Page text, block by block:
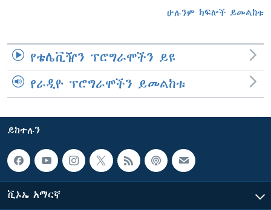
ሁሉንም ክፍሎች ይመልከቱ
የቴሌቪዥን ፕሮግራሞችን ይዩ
የራዲዮ ፕሮግራሞችን ይመልከቱ
ይከተሉን
ቪኦኤ አማርኛ